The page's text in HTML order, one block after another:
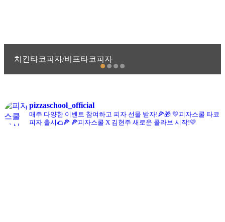
치킨타코피자/비프타코피자
pizzaschool_official
매주 다양한 이벤트 참여하고 피자 선물 받자!🍕🎁 💛피자스쿨 타코
피자 출시🌮🍕 🍕피자스쿨 X 김현주 새로운 콜라보 시작!💛